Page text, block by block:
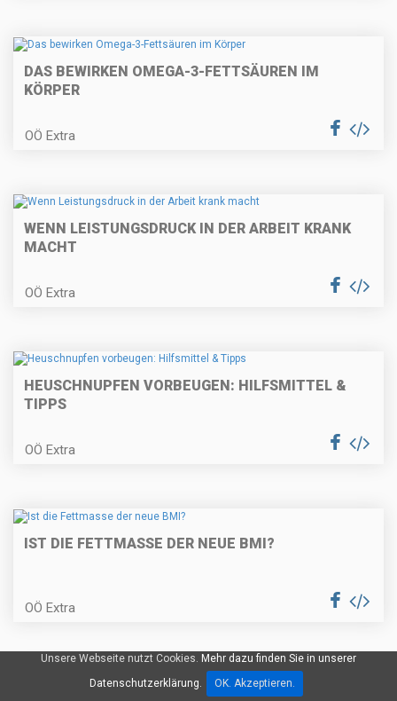
DAS BEWIRKEN OMEGA-3-FETTSÄUREN IM
KÖRPER
OÖ Extra
WENN LEISTUNGSDRUCK IN DER ARBEIT KRANK
MACHT
OÖ Extra
HEUSCHNUPFEN VORBEUGEN: HILFSMITTEL &
TIPPS
OÖ Extra
IST DIE FETTMASSE DER NEUE BMI?
OÖ Extra
Unsere Webseite nutzt Cookies. Mehr dazu finden Sie in unserer
Datenschutzerklärung.
OK. Akzeptieren.